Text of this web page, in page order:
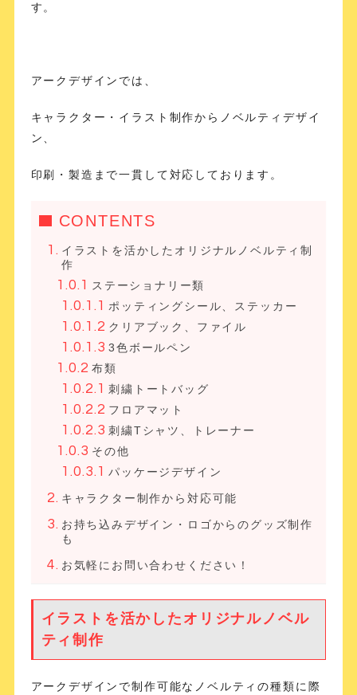
す。
アークデザインでは、
キャラクター・イラスト制作からノベルティデザイ
ン、
印刷・製造まで一貫して対応しております。
CONTENTS
イラストを活かしたオリジナルノベルティ制
作
ステーショナリー類
ポッティングシール、ステッカー
クリアブック、ファイル
3色ボールペン
布類
刺繍トートバッグ
フロアマット
刺繍Tシャツ、トレーナー
その他
パッケージデザイン
キャラクター制作から対応可能
お持ち込みデザイン・ロゴからのグッズ制作
も
お気軽にお問い合わせください！
イラストを活かしたオリジナルノベル
ティ制作
アークデザインで制作可能なノベルティの種類に際